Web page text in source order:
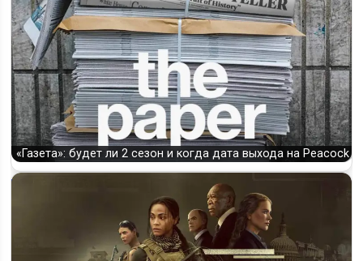
«Газета»: будет ли 2 сезон и когда дата выхода на Peacock